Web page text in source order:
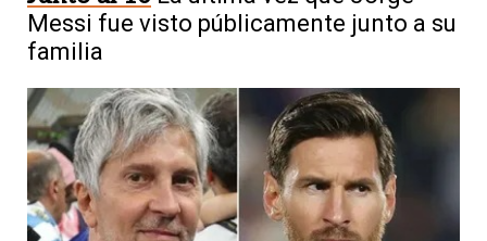
Messi fue visto públicamente junto a su
familia